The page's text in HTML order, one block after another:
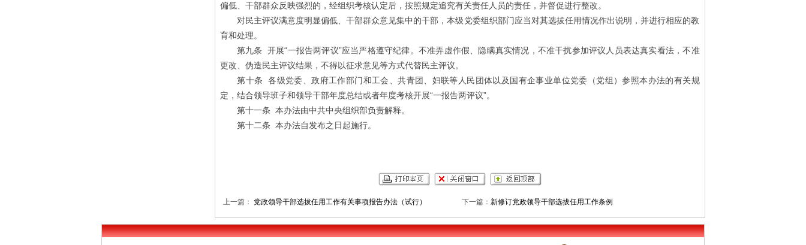
偏低、干部群众反映强烈的，经组织考核认定后，按照规定追究有关责任人员的责任，并督促进行整改。
对民主评议满意度明显偏低、干部群众意见集中的干部，本级党委组织部门应当对其选拔任用情况作出说明，并进行相应的教
育和处理。
第九条 开展“一报告两评议”应当严格遵守纪律。不准弄虚作假、隐瞒真实情况，不准干扰参加评议人员表达真实看法，不准
更改、伪造民主评议结果，不得以征求意见等方式代替民主评议。
第十条 各级党委、政府工作部门和工会、共青团、妇联等人民团体以及国有企事业单位党委（党组）参照本办法的有关规
定，结合领导班子和领导干部年度总结或者年度考核开展“一报告两评议”。
第十一条 本办法由中共中央组织部负责解释。
第十二条 本办法自发布之日起施行。
上一篇： 党政领导干部选拔任用工作有关事项报告办法（试行） 下一篇： 新修订党政领导干部选拔任用工作条例